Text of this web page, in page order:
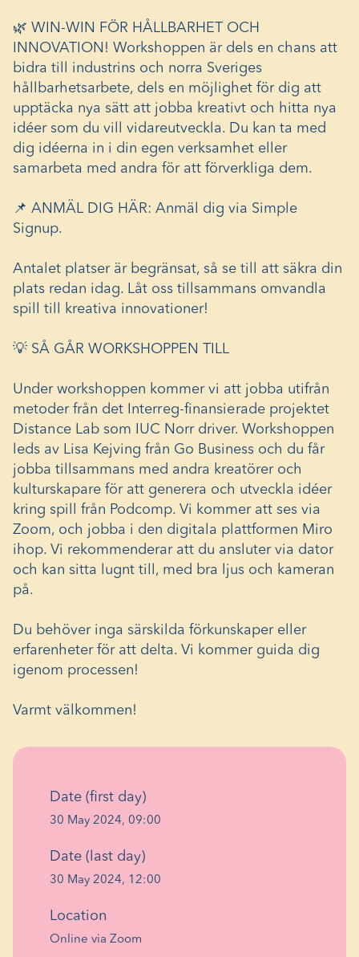
🌿 WIN-WIN FÖR HÅLLBARHET OCH
INNOVATION! Workshoppen är dels en chans att
bidra till industrins och norra Sveriges
hållbarhetsarbete, dels en möjlighet för dig att
upptäcka nya sätt att jobba kreativt och hitta nya
idéer som du vill vidareutveckla. Du kan ta med
dig idéerna in i din egen verksamhet eller
samarbeta med andra för att förverkliga dem.
📌 ANMÄL DIG HÄR: Anmäl dig via Simple
Signup.
Antalet platser är begränsat, så se till att säkra din
plats redan idag. Låt oss tillsammans omvandla
spill till kreativa innovationer!
💡 SÅ GÅR WORKSHOPPEN TILL
Under workshoppen kommer vi att jobba utifrån
metoder från det
Interreg-finansierade projektet
Distance Lab som IUC Norr driver. Workshoppen
leds av Lisa Kejving från Go Business och du får
jobba tillsammans med andra kreatörer och
kulturskapare för att generera och utveckla idéer
kring spill från Podcomp. Vi kommer att ses via
Zoom, och jobba i den digitala plattformen Miro
ihop. Vi rekommenderar att du ansluter via dator
och kan sitta lugnt till, med bra ljus och kameran
på.
Du behöver inga särskilda förkunskaper eller
erfarenheter för att delta. Vi kommer guida dig
igenom processen!
Varmt välkommen!
Date (first day)
30 May 2024, 09:00
Date (last day)
30 May 2024, 12:00
Location
Online via Zoom